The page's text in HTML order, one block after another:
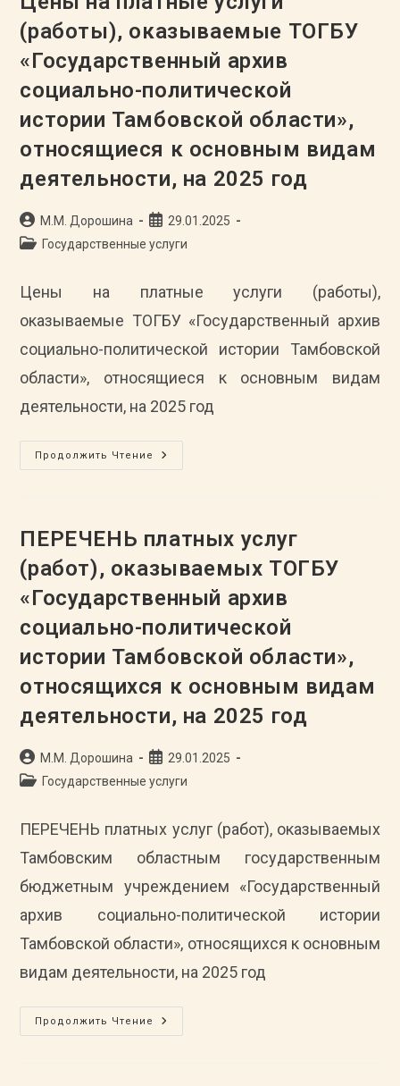
«Государственный
Социально-
Истории
Тамбовской
Относящиеся
Основным
Видам
Деятельности,
На
Год
(работы), оказываемые ТОГБУ
«Государственный архив
социально-политической
истории Тамбовской области»,
относящиеся к основным видам
деятельности, на 2025 год
Автор
записи:
М.М. Дорошина
Запись
опубликована:
29.01.2025
РубрикаГосударственные услуги
Цены на платные услуги (работы),
оказываемые ТОГБУ «Государственный архив
социально-политической истории Тамбовской
области», относящиеся к основным видам
деятельности, на 2025 год
Продолжить Чтение
Цены
На
«Государственный
Социально-
Истории
Тамбовской
Относящиеся
Основным
Видам
Деятельности,
На
Год
ПЕРЕЧЕНЬ платных услуг
(работ), оказываемых ТОГБУ
«Государственный архив
социально-политической
истории Тамбовской области»,
относящихся к основным видам
деятельности, на 2025 год
Автор
записи:
М.М. Дорошина
Запись
опубликована:
29.01.2025
РубрикаГосударственные услуги
ПЕРЕЧЕНЬ платных услуг (работ), оказываемых
Тамбовским областным государственным
бюджетным учреждением «Государственный
архив социально-политической истории
Тамбовской области», относящихся к основным
видам деятельности, на 2025 год
Продолжить Чтение
ПЕРЕЧЕНЬ
Платных